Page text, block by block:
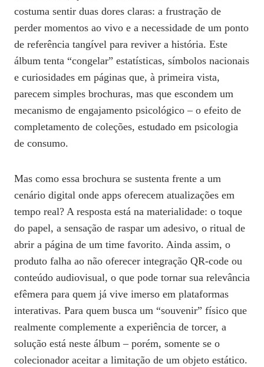
costuma sentir duas dores claras: a frustração de
perder momentos ao vivo e a necessidade de um ponto
de referência tangível para reviver a história. Este
álbum tenta “congelar” estatísticas, símbolos nacionais
e curiosidades em páginas que, à primeira vista,
parecem simples brochuras, mas que escondem um
mecanismo de engajamento psicológico – o efeito de
completamento de coleções, estudado em psicologia
de consumo.
Mas como essa brochura se sustenta frente a um
cenário digital onde apps oferecem atualizações em
tempo real? A resposta está na materialidade: o toque
do papel, a sensação de raspar um adesivo, o ritual de
abrir a página de um time favorito. Ainda assim, o
produto falha ao não oferecer integração QR‑code ou
conteúdo audiovisual, o que pode tornar sua relevância
efêmera para quem já vive imerso em plataformas
interativas. Para quem busca um “souvenir” físico que
realmente complemente a experiência de torcer, a
solução está neste álbum – porém, somente se o
colecionador aceitar a limitação de um objeto estático.